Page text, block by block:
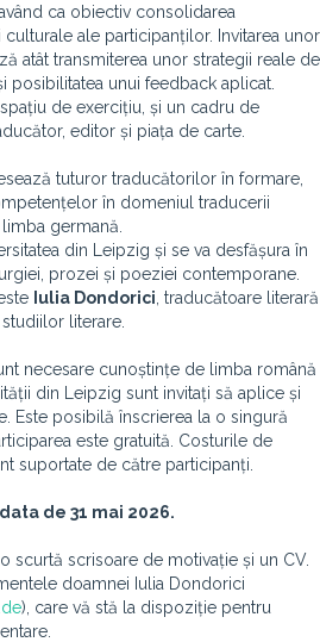
ca obiectiv consolidarea
ale participanților. Invitarea unor
atât transmiterea unor strategii reale de
posibilitatea unui feedback aplicat.
de exercițiu, și un cadru de
editor și piața de carte.
tuturor traducătorilor în formare,
în domeniul traducerii
germană.
din Leipzig și se va desfășura în
prozei și poeziei contemporane.
Iulia Dondorici , traducătoare literară
literare.
necesare cunoștințe de limba română
din Leipzig sunt invitați să aplice și
Este posibilă înscrierea la o singură
este gratuită. Costurile de
suportate de către participanți.
de 31 mai 2026.
scurtă scrisoare de motivație și un CV.
doamnei Iulia Dondorici
), care vă stă la dispoziție pentru